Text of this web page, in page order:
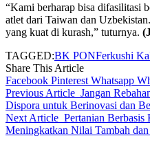
“Kami berharap bisa difasilitasi
atlet dari Taiwan dan
yang kuat di kurash,” tuturnya.
TAGGED:BK PONFerkushi
Share This Article
Facebook Pinterest Whatsapp
Previous Article Jangan
Dispora untuk Berinovasi dan
Next Article Pertanian
Meningkatkan Nilai Tambah dan